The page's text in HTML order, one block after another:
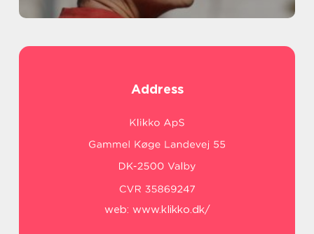
Address
web: www.klikko.dk/